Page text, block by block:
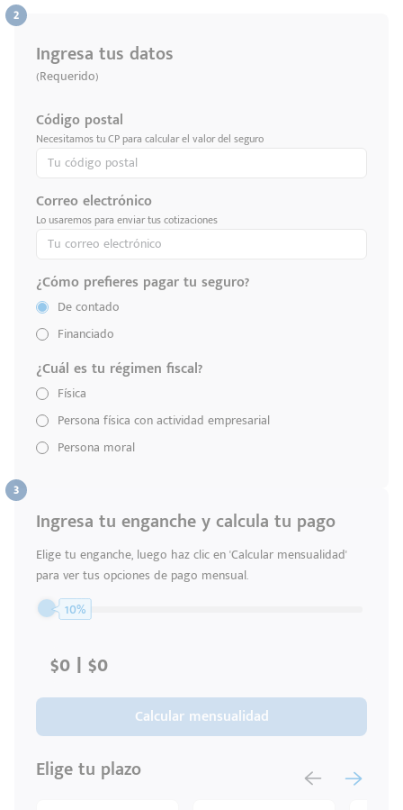
Escríbenos
+528121278366
Código
Postal
Ingresar
Ingresa tus datos
(Requerido)
Código postal
Necesitamos tu CP para calcular el valor del seguro
Correo electrónico
Lo usaremos para enviar tus cotizaciones
¿Cómo prefieres pagar tu seguro?
De contado
Financiado
¿Cuál es tu régimen fiscal?
Física
Persona física con actividad empresarial
Persona moral
Ingresa tu enganche y calcula tu pago
Elige tu enganche, luego haz clic en 'Calcular mensualidad'
para ver tus opciones de pago mensual.
10%
Calcular mensualidad
Elige tu plazo